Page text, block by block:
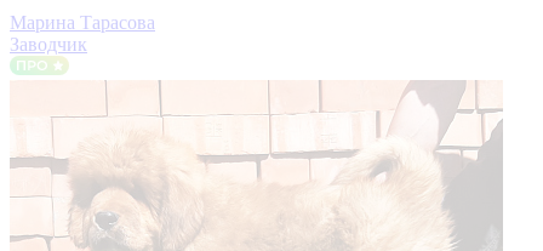
Марина Тарасова
Заводчик